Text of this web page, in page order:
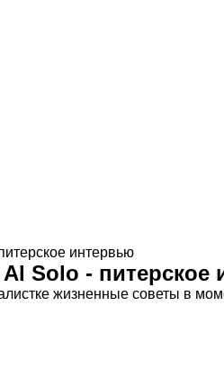
интервью
Solo - питерское
жизненные советы в